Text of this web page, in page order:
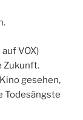
VOX)
Zukunft.
gesehen,
Todesängste